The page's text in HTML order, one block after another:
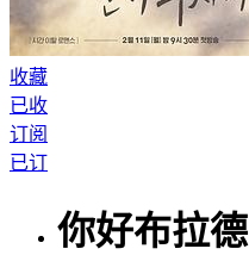
收藏
已收
订阅
已订
你好布拉德